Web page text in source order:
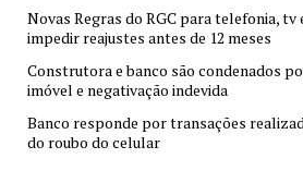
Novas Regras do RGC para telefonia,
impedir reajustes antes de 12 meses
Construtora e banco são condenados
imóvel e negativação indevida
Banco responde por transações
do roubo do celular